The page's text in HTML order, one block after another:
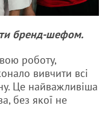
бренд-шефом.
роботу,
вивчити всі
Це найважливіша
без якої не